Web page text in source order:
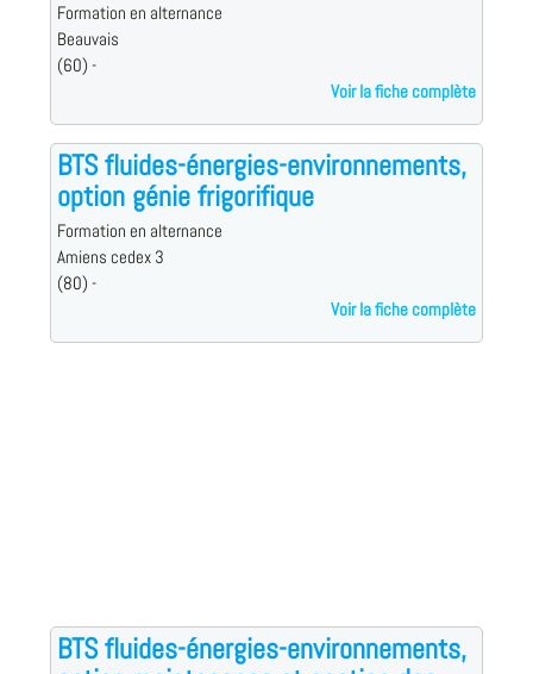
Formation en alternance
Beauvais
(60) -
Voir la fiche complète
BTS fluides-énergies-environnements,
option génie frigorifique
Formation en alternance
Amiens cedex 3
(80) -
Voir la fiche complète
BTS fluides-énergies-environnements,